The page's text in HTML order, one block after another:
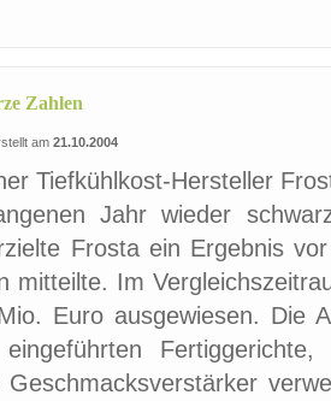
Zahlen
am 21.10.2004
Tiefkühlkost-Hersteller
Jahr wieder
Frosta ein Ergebnis
mitteilte. Im
Euro ausgewiesen. Die
eingeführten